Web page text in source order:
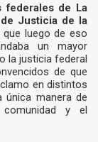
federales de La
Justicia de la
luego de eso
un mayor
la justicia federal
de que
en distintos
única manera de
y el